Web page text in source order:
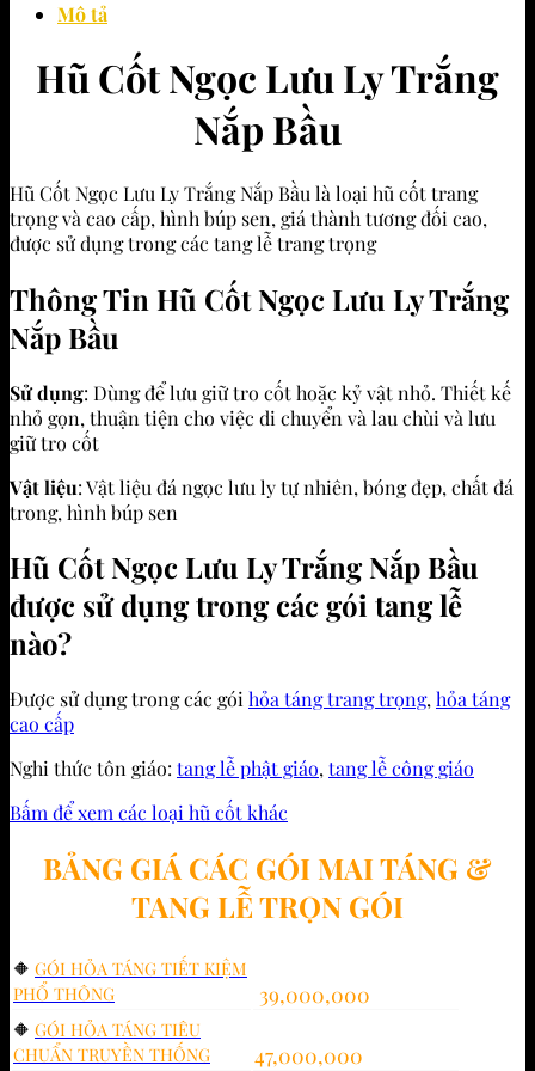
Mô tả
Hũ Cốt Ngọc Lưu Ly Trắng
Nắp Bầu
Hũ Cốt Ngọc Lưu Ly Trắng Nắp Bầu là loại hũ cốt trang
trọng và cao cấp, hình búp sen, giá thành tương đối cao,
được sử dụng trong các tang lễ trang trọng
Thông Tin Hũ Cốt Ngọc Lưu Ly Trắng
Nắp Bầu
Sử dụng: Dùng để lưu giữ tro cốt hoặc kỷ vật nhỏ. Thiết kế
nhỏ gọn, thuận tiện cho việc di chuyển và lau chùi và lưu
giữ tro cốt
Vật liệu: Vật liệu đá ngọc lưu ly tự nhiên, bóng đẹp, chất đá
trong, hình búp sen
Hũ Cốt Ngọc Lưu Ly Trắng Nắp Bầu
được sử dụng trong các gói tang lễ
nào?
Được sử dụng trong các góihỏa táng trang trọng,hỏa táng
cao cấp
Nghi thức tôn giáo: tang lễ phật giáo,tang lễ công giáo
Bấm để xem các loại hũ cốt khác
BẢNG GIÁ CÁC GÓI MAI TÁNG &
TANG LỄ TRỌN GÓI
🔶 GÓI HỎA TÁNG TIẾT KIỆM
PHỔ THÔNG
39,000,000
🔶 GÓI HỎA TÁNG TIÊU
CHUẨN TRUYỀN THỐNG
47,000,000